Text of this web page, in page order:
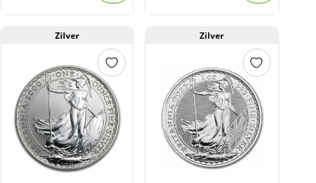
Zilver Zilver